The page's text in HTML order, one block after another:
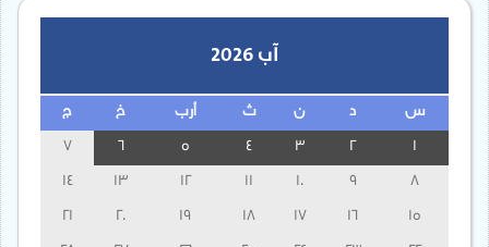
آب 2026
س ن ث أرب خ ج
3
13
14
15
16
17
18
19
20
21